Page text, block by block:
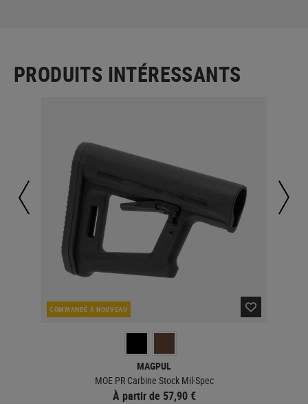
PRODUITS INTÉRESSANTS
COMMANDÉ À NOUVEAU
MAGPUL
MOE PR Carbine Stock Mil-Spec
À partir de 57,90 €